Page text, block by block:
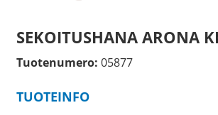
SEKOITUSHANA ARONA
Tuotenumero: 05877
TUOTEINFO